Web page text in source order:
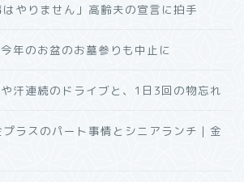
はやりません」高齢夫の宣言に拍手
年のお盆のお墓参りも中止に
汗連続のドライブと、1日3回の物忘れ
ラスのパート事情とシニアランチ｜金